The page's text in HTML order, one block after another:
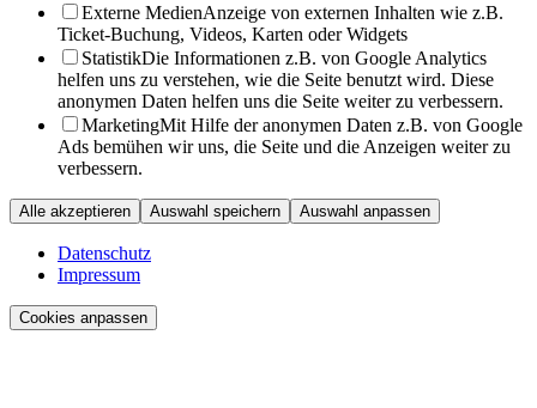
Externe MedienAnzeige von externen Inhalten wie z.B.
Ticket-Buchung, Videos, Karten oder Widgets
StatistikDie Informationen z.B. von Google Analytics
helfen uns zu verstehen, wie die Seite benutzt wird. Diese
anonymen Daten helfen uns die Seite weiter zu verbessern.
MarketingMit Hilfe der anonymen Daten z.B. von Google
Ads bemühen wir uns, die Seite und die Anzeigen weiter zu
verbessern.
Alle akzeptieren Auswahl speichern Auswahl anpassen
Datenschutz
Impressum
Cookies anpassen